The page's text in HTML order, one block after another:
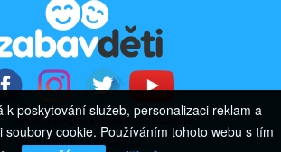
k poskytování služeb, personalizaci reklam a
soubory cookie. Používáním tohoto webu s tím
2026 Všechna práva vyhrazena
Vytvořil michalkuba.cz